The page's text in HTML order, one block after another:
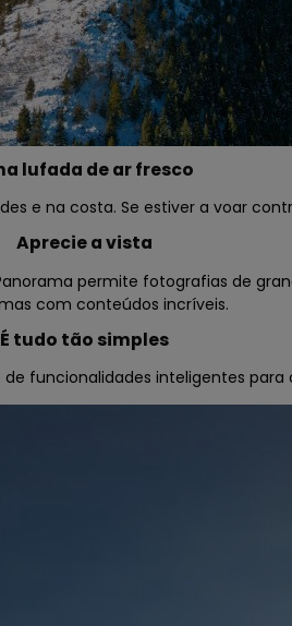
lufada de ar fresco
e na costa. Se estiver a voar
Aprecie a vista
permite fotografias de
com conteúdos incríveis.
É tudo tão simples
funcionalidades inteligentes